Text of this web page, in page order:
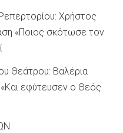
Χρήστος
«Ποιος σκότωσε τον
Θεάτρου: Βαλέρια
εφύτευσεν ο Θεός